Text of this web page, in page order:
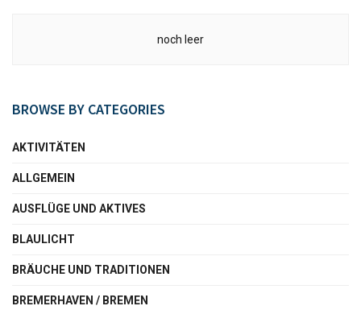
noch leer
BROWSE BY CATEGORIES
AKTIVITÄTEN
ALLGEMEIN
AUSFLÜGE UND AKTIVES
BLAULICHT
BRÄUCHE UND TRADITIONEN
BREMERHAVEN / BREMEN